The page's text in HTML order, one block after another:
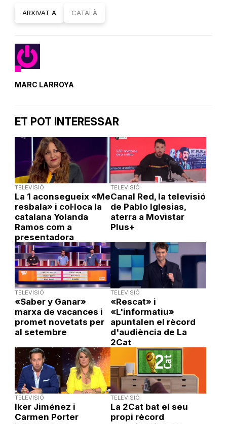
ARXIVAT A CATALÀ
MARC LARROYA
ET POT INTERESSAR
TELEVISIÓ
La 1 aconsegueix «Me
resbala» i col·loca la
catalana Yolanda
Ramos com a
presentadora
TELEVISIÓ
Canal Red, la televisió
de Pablo Iglesias,
aterra a Movistar
Plus+
TELEVISIÓ
«Saber y Ganar»
marxa de vacances i
promet novetats per
al setembre
TELEVISIÓ
«Rescat» i
«L'informatiu»
apuntalen el rècord
d'audiència de La
2Cat
TELEVISIÓ
Iker Jiménez i
Carmen Porter
TELEVISIÓ
La 2Cat bat el seu
propi rècord